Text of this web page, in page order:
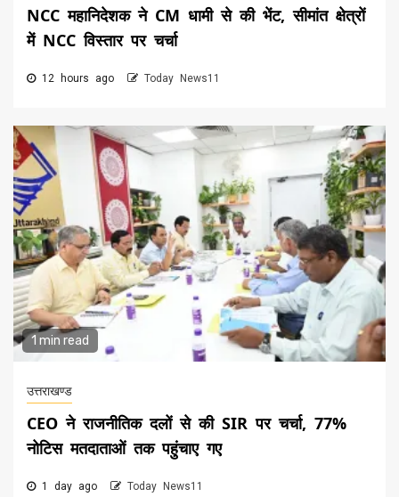
NCC महानिदेशक ने CM धामी से की भेंट, सीमांत क्षेत्रों
में NCC विस्तार पर चर्चा
12 hours ago Today News11
1 min read
उत्तराखण्ड
CEO ने राजनीतिक दलों से की SIR पर चर्चा, 77%
नोटिस मतदाताओं तक पहुंचाए गए
1 day ago Today News11